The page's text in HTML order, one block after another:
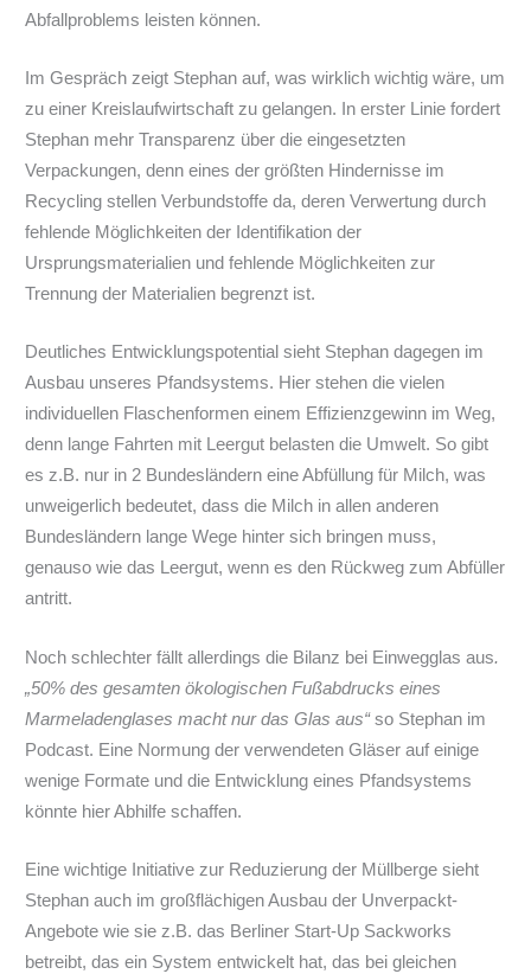
Abfallproblems leisten können.
Im Gespräch zeigt Stephan auf, was wirklich wichtig wäre, um
zu einer Kreislaufwirtschaft zu gelangen. In erster Linie fordert
Stephan mehr Transparenz über die eingesetzten
Verpackungen, denn eines der größten Hindernisse im
Recycling stellen Verbundstoffe da, deren Verwertung durch
fehlende Möglichkeiten der Identifikation der
Ursprungsmaterialien und fehlende Möglichkeiten zur
Trennung der Materialien begrenzt ist.
Deutliches Entwicklungspotential sieht Stephan dagegen im
Ausbau unseres Pfandsystems. Hier stehen die vielen
individuellen Flaschenformen einem Effizienzgewinn im Weg,
denn lange Fahrten mit Leergut belasten die Umwelt. So gibt
es z.B. nur in 2 Bundesländern eine Abfüllung für Milch, was
unweigerlich bedeutet, dass die Milch in allen anderen
Bundesländern lange Wege hinter sich bringen muss,
genauso wie das Leergut, wenn es den Rückweg zum Abfüller
antritt.
Noch schlechter fällt allerdings die Bilanz bei Einwegglas aus.
„50% des gesamten ökologischen Fußabdrucks eines
Marmeladenglases macht nur das Glas aus“so Stephan im
Podcast. Eine Normung der verwendeten Gläser auf einige
wenige Formate und die Entwicklung eines Pfandsystems
könnte hier Abhilfe schaffen.
Eine wichtige Initiative zur Reduzierung der Müllberge sieht
Stephan auch im großflächigen Ausbau der Unverpackt-
Angebote wie sie z.B. das Berliner Start-Up Sackworks
betreibt, das ein System entwickelt hat, das bei gleichen